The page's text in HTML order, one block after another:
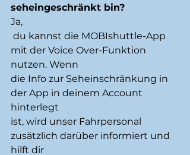
seheingeschränkt bin?
Ja,
mit der Voice Over-Funktion
nutzen. Wenn
die Info zur Seheinschränkung in
der App in deinem Account
hinterlegt
ist, wird unser Fahrpersonal
zusätzlich darüber informiert und
hilft dir